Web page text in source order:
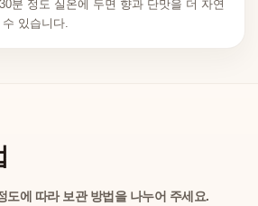
분 정도 실온에 두면 향과 단맛을 더 자연
있습니다.
도에 따라 보관 방법을 나누어 주세요.